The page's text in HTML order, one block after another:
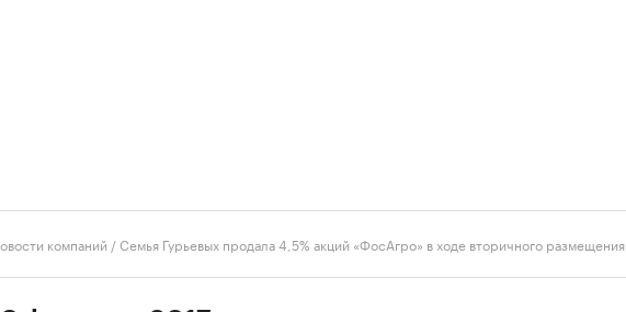
компаний /Семья Гурьевых продала 4,5% акций «ФосАгро» в ходе вторичного размещения